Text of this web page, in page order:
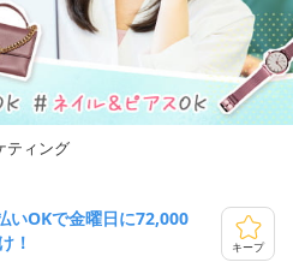
ティング
OKで金曜日に72,000
！
キープ